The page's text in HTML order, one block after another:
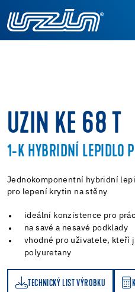
UZIN KE 68 T
1-K HYBRIDNÍ LEPIDLO
Jednokomponentní hybridní
pro lepení krytin na stěny
ideální konzistence pro
na savé a nesavé podklady
vhodné pro uživatele, kteří
polyuretany
TECHNICKÝ LIST VÝROBKU
KALKULAČKA SPOTŘEBY